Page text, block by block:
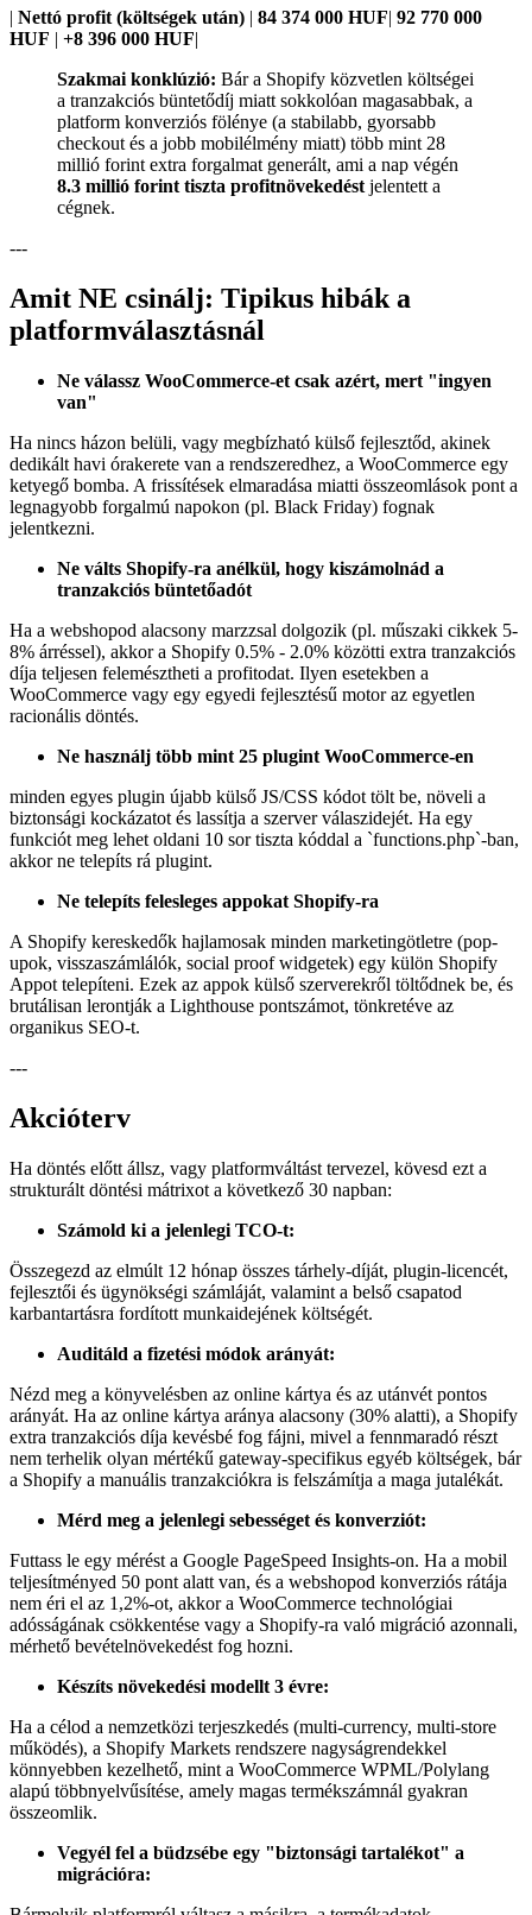
| Nettó profit (költségek után) | 84 374 000 HUF| 92 770 000
HUF | +8 396 000 HUF|
Szakmai konklúzió: Bár a Shopify közvetlen költségei
a tranzakciós büntetődíj miatt sokkolóan magasabbak, a
platform konverziós fölénye (a stabilabb, gyorsabb
checkout és a jobb mobilélmény miatt) több mint 28
millió forint extra forgalmat generált, ami a nap végén
8.3 millió forint tiszta profitnövekedést jelentett a
cégnek.
---
Amit NE csinálj: Tipikus hibák a
platformválasztásnál
Ne válassz WooCommerce-et csak azért, mert "ingyen
van"
Ha nincs házon belüli, vagy megbízható külső fejlesztőd, akinek
dedikált havi órakerete van a rendszeredhez, a WooCommerce egy
ketyegő bomba. A frissítések elmaradása miatti összeomlások pont a
legnagyobb forgalmú napokon (pl. Black Friday) fognak
jelentkezni.
Ne válts Shopify-ra anélkül, hogy kiszámolnád a
tranzakciós büntetőadót
Ha a webshopod alacsony marzzsal dolgozik (pl. műszaki cikkek 5-
8% árréssel), akkor a Shopify 0.5% - 2.0% közötti extra tranzakciós
díja teljesen felemésztheti a profitodat. Ilyen esetekben a
WooCommerce vagy egy egyedi fejlesztésű motor az egyetlen
racionális döntés.
Ne használj több mint 25 plugint WooCommerce-en
minden egyes plugin újabb külső JS/CSS kódot tölt be, növeli a
biztonsági kockázatot és lassítja a szerver válaszidejét. Ha egy
funkciót meg lehet oldani 10 sor tiszta kóddal a `functions.php`-ban,
akkor ne telepíts rá plugint.
Ne telepíts felesleges appokat Shopify-ra
A Shopify kereskedők hajlamosak minden marketingötletre (pop-
upok, visszaszámlálók, social proof widgetek) egy külön Shopify
Appot telepíteni. Ezek az appok külső szerverekről töltődnek be, és
brutálisan lerontják a Lighthouse pontszámot, tönkretéve az
organikus SEO-t.
---
Akcióterv
Ha döntés előtt állsz, vagy platformváltást tervezel, kövesd ezt a
strukturált döntési mátrixot a következő 30 napban:
Számold ki a jelenlegi TCO-t:
Összegezd az elmúlt 12 hónap összes tárhely-díját, plugin-licencét,
fejlesztői és ügynökségi számláját, valamint a belső csapatod
karbantartásra fordított munkaidejének költségét.
Auditáld a fizetési módok arányát:
Nézd meg a könyvelésben az online kártya és az utánvét pontos
arányát. Ha az online kártya aránya alacsony (30% alatti), a Shopify
extra tranzakciós díja kevésbé fog fájni, mivel a fennmaradó részt
nem terhelik olyan mértékű gateway-specifikus egyéb költségek, bár
a Shopify a manuális tranzakciókra is felszámítja a maga jutalékát.
Mérd meg a jelenlegi sebességet és konverziót:
Futtass le egy mérést a Google PageSpeed Insights-on. Ha a mobil
teljesítményed 50 pont alatt van, és a webshopod konverziós rátája
nem éri el az 1,2%-ot, akkor a WooCommerce technológiai
adósságának csökkentése vagy a Shopify-ra való migráció azonnali,
mérhető bevételnövekedést fog hozni.
Készíts növekedési modellt 3 évre:
Ha a célod a nemzetközi terjeszkedés (multi-currency, multi-store
működés), a Shopify Markets rendszere nagyságrendekkel
könnyebben kezelhető, mint a WooCommerce WPML/Polylang
alapú többnyelvűsítése, amely magas termékszámnál gyakran
összeomlik.
Vegyél fel a büdzsébe egy "biztonsági tartalékot" a
migrációra: